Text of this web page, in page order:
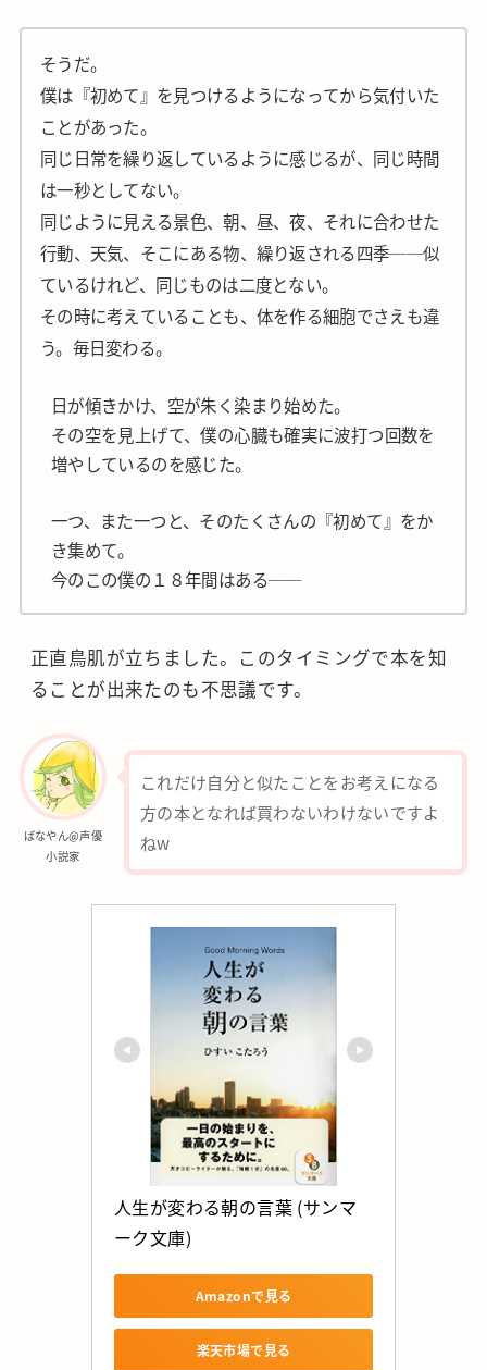
そうだ。
僕は『初めて』を見つけるようになってから気付いた
ことがあった。
同じ日常を繰り返しているように感じるが、同じ時間
は一秒としてない。
同じように見える景色、朝、昼、夜、それに合わせた
行動、天気、そこにある物、繰り返される四季──似
ているけれど、同じものは二度とない。
その時に考えていることも、体を作る細胞でさえも違
う。毎日変わる。
日が傾きかけ、空が朱く染まり始めた。
その空を見上げて、僕の心臓も確実に波打つ回数を
増やしているのを感じた。
一つ、また一つと、そのたくさんの『初めて』をか
き集めて。
今のこの僕の１８年間はある──
正直鳥肌が立ちました。このタイミングで本を知
ることが出来たのも不思議です。
ばなやん@声優
小説家
これだけ自分と似たことをお考えになる
方の本となれば買わないわけないですよ
ねw
人生が変わる朝の言葉 (サンマ
ーク文庫)
Amazonで見る
楽天市場で見る